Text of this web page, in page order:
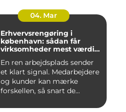
04. Mar
Erhvervsrengøring i
københavn: sådan får
virksomheder mest værdi
En ren arbejdsplads sender
et klart signal. Medarbejdere
og kunder kan mærke
forskellen, så snart de...